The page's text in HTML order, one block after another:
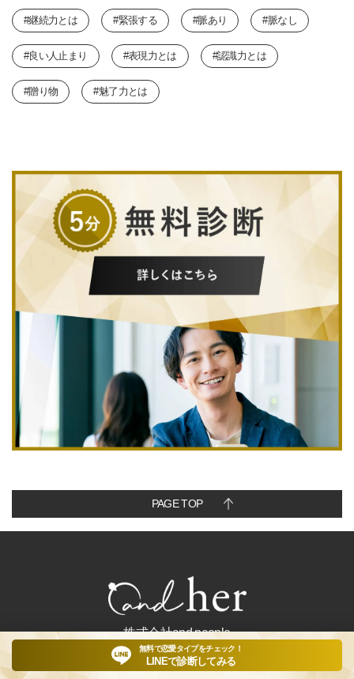
#継続力とは #緊張する #脈あり #脈なし
#良い人止まり #表現力とは #認識力とは
#贈り物 #魅了力とは
PAGE TOP
株式会社and people
〒561-0802
無料で恋愛タイプをチェック！
LINEで診断してみる